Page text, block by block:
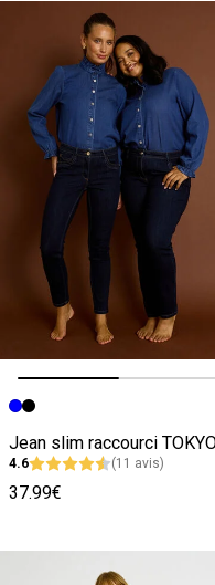
Image précédente
Image suivante
4.6 (11 avis)
37.99€